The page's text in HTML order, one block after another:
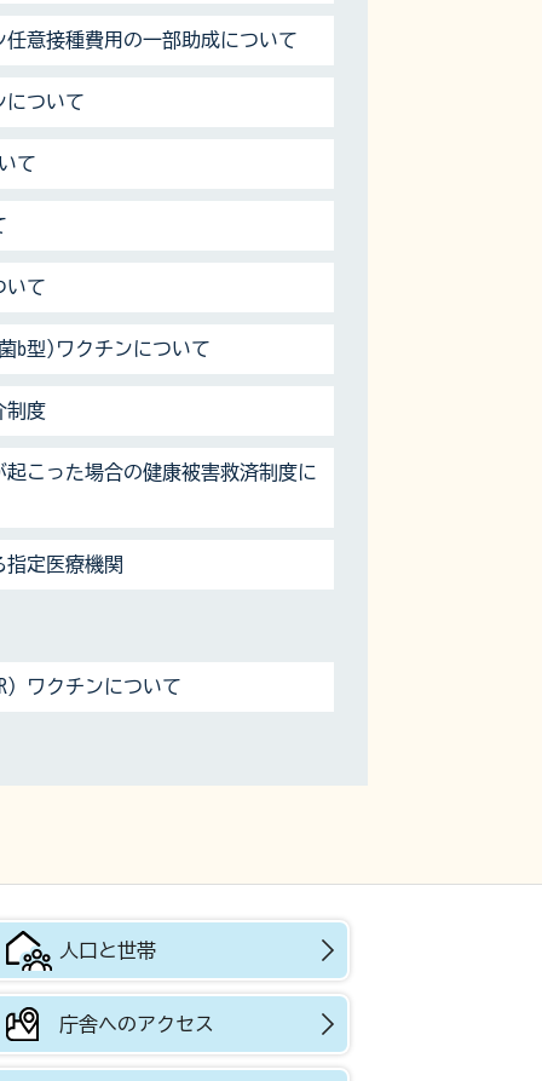
意接種費用の一部助成について
について
て
いて
b型)ワクチンについて
制度
こった場合の健康被害救済制度に
指定医療機関
）ワクチンについて
人口と世帯
庁舎へのアクセス